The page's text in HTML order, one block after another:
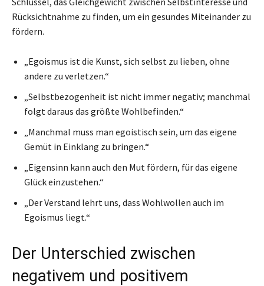
Rücksichtnahme zu finden, um ein gesundes Miteinander zu
fördern.
„Egoismus ist die Kunst, sich selbst zu lieben, ohne
andere zu verletzen.“
„Selbstbezogenheit ist nicht immer negativ; manchmal
folgt daraus das größte Wohlbefinden.“
„Manchmal muss man egoistisch sein, um das eigene
Gemüt in Einklang zu bringen.“
„Eigensinn kann auch den Mut fördern, für das eigene
Glück einzustehen.“
„Der Verstand lehrt uns, dass Wohlwollen auch im
Egoismus liegt.“
Der Unterschied zwischen
negativem und positivem